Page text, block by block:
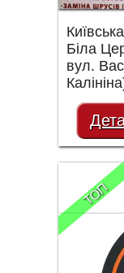
Біла
вул.
ТОП